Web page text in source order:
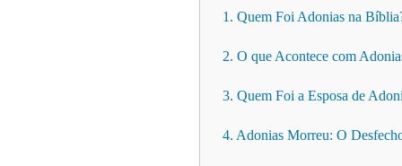
1. Quem Foi Adonias na
2. O que Acontece com
3. Quem Foi a Esposa de
4. Adonias Morreu: O